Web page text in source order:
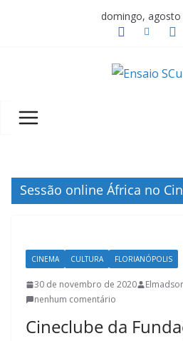
domingo, agosto
z
a
c
u
l
t
Sessão online África no
CINEMA CULTURA FLORIANÓPOLIS
30 de novembro de 2020
nenhum comentário
Cineclube da